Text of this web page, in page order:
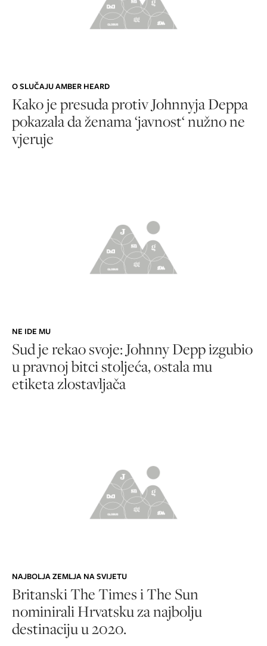
O SLUČAJU AMBER HEARD
Kako je presuda protiv Johnnyja Deppa
pokazala da ženama ‘javnost‘ nužno ne
vjeruje
NE IDE MU
Sud je rekao svoje: Johnny Depp izgubio
u pravnoj bitci stoljeća, ostala mu
etiketa zlostavljača
NAJBOLJA ZEMLJA NA SVIJETU
Britanski The Times i The Sun
nominirali Hrvatsku za najbolju
destinaciju u 2020.